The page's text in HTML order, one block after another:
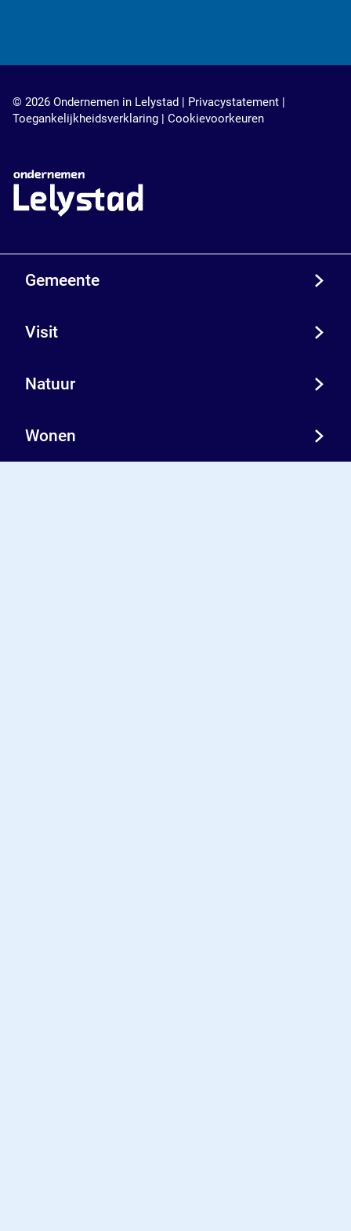
© 2026 Ondernemen in Lelystad | Privacystatement |
Toegankelijkheidsverklaring | Cookievoorkeuren
Gemeente
Visit
Natuur
Wonen